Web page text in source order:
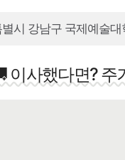
시 강남구 국제예술대
이사했다면?